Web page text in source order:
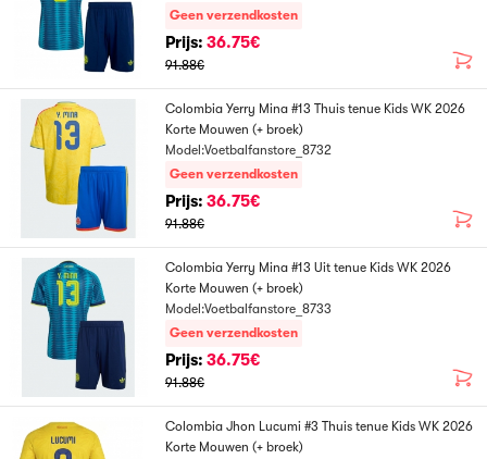
Geen verzendkosten
Prijs: 36.75€
91.88€
Colombia Yerry Mina #13 Thuis tenue Kids WK 2026
Korte Mouwen (+ broek)
Model:Voetbalfanstore_8732
Geen verzendkosten
Prijs: 36.75€
91.88€
Colombia Yerry Mina #13 Uit tenue Kids WK 2026
Korte Mouwen (+ broek)
Model:Voetbalfanstore_8733
Geen verzendkosten
Prijs: 36.75€
91.88€
Colombia Jhon Lucumi #3 Thuis tenue Kids WK 2026
Korte Mouwen (+ broek)